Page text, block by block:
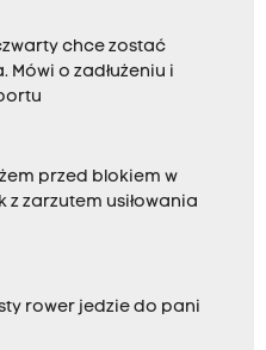
chce zostać
o zadłużeniu i
przed blokiem w
z zarzutem usiłowania
rower jedzie do pani